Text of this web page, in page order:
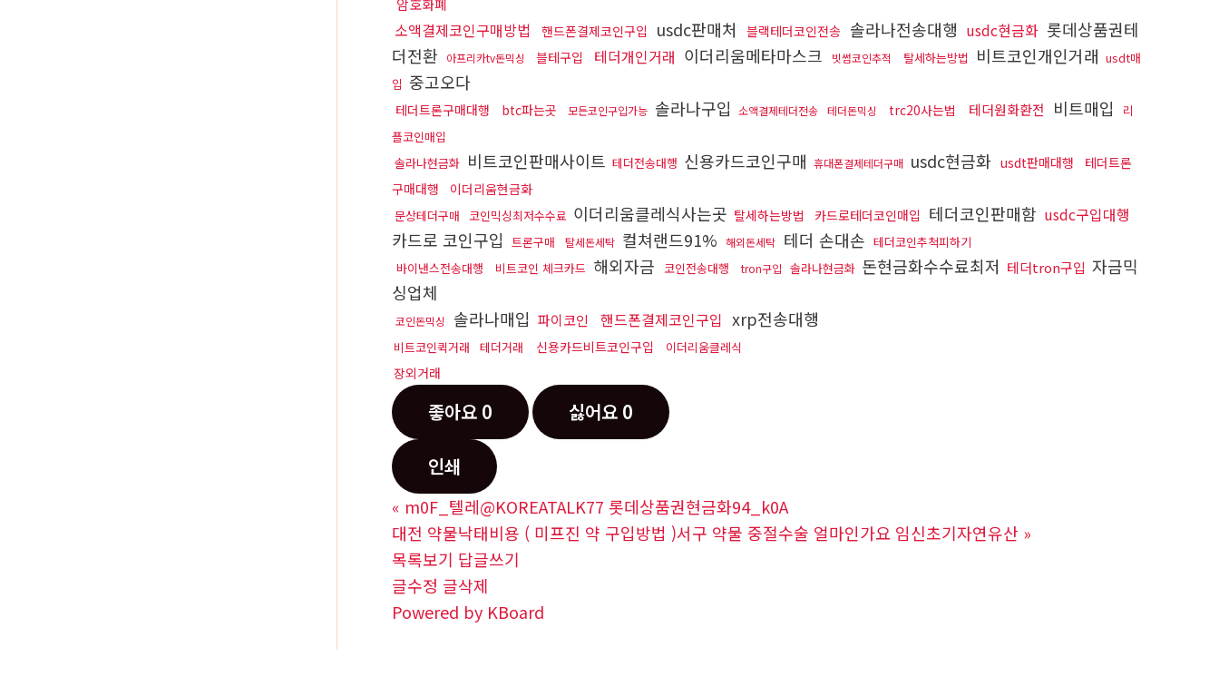
암호화폐
소액결제코인구매방법 핸드폰결제코인구입 usdc판매처 블랙테더코인전송 솔라나전송대행 usdc현금화 롯데상품권테
더전환
아프리카tv돈믹싱 블테구입 테더개인거래 이더리움메타마스크 빗썸코인추적 탈세하는방법 비트코인개인거래 usdt매
입 중고오다
테더트론구매대행 btc파는곳 모든코인구입가능 솔라나구입 소액결제테더전송 테더돈믹싱 trc20사는법 테더원화환전 비트매입
리
플코인매입
솔라나현금화 비트코인판매사이트 테더전송대행 신용카드코인구매 휴대폰결제테더구매 usdc현금화 usdt판매대행
테더트론
구매대행
이더리움현금화
문상테더구매 코인믹싱최저수수료 이더리움클레식사는곳 탈세하는방법 카드로테더코인매입 테더코인판매함 usdc구입대행
카드로 코인구입 트론구매 탈세돈세탁 컬쳐랜드91% 해외돈세탁 테더 손대손 테더코인추척피하기
바이낸스전송대행
비트코인 체크카드 해외자금 코인전송대행 tron구입 솔라나현금화 돈현금화수수료최저 테더tron구입 자금믹
싱업체
코인돈믹싱 솔라나매입 파이코인 핸드폰결제코인구입 xrp전송대행
비트코인퀵거래 테더거래 신용카드비트코인구입 이더리움클레식
장외거래
좋아요 0 싫어요 0
인쇄
« m0F_텔레@KOREATALK77 롯데상품권현금화94_k0A
대전 약물낙태비용 ( 미프진 약 구입방법 )서구 약물 중절수술 얼마인가요 임신초기자연유산 »
목록보기 답글쓰기
글수정 글삭제
Powered by KBoard